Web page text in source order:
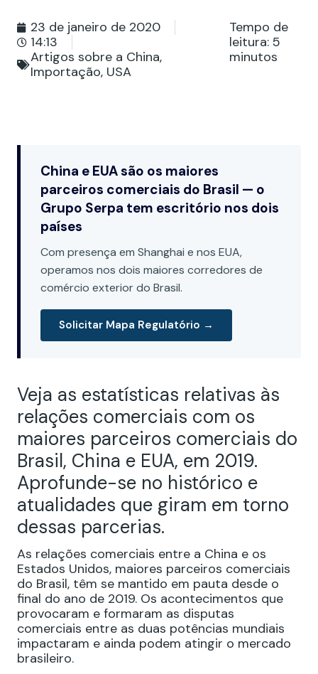
23 de janeiro de 2020
14:13
Artigos sobre a China,
Importação, USA
Tempo de
leitura: 5
minutos
China e EUA são os maiores
parceiros comerciais do Brasil — o
Grupo Serpa tem escritório nos dois
países
Com presença em Shanghai e nos EUA,
operamos nos dois maiores corredores de
comércio exterior do Brasil.
Solicitar Mapa Regulatório →
Veja as estatísticas relativas às
relações comerciais com os
maiores parceiros comerciais do
Brasil, China e EUA, em 2019.
Aprofunde-se no histórico e
atualidades que giram em torno
dessas parcerias.
As relações comerciais entre a China e os
Estados Unidos, maiores parceiros comerciais
do Brasil, têm se mantido em pauta desde o
final do ano de 2019. Os acontecimentos que
provocaram e formaram as disputas
comerciais entre as duas potências mundiais
impactaram e ainda podem atingir o mercado
brasileiro.